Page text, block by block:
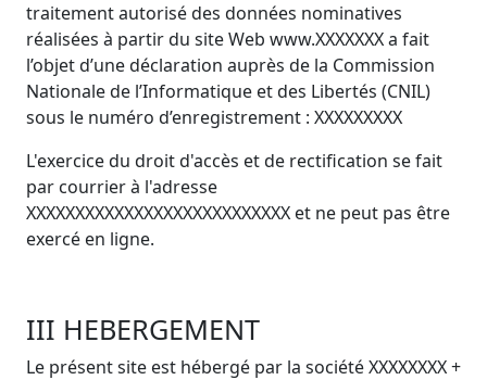
traitement autorisé des données nominatives
réalisées à partir du site Web www.XXXXXXX a fait
l’objet d’une déclaration auprès de la Commission
Nationalede l’Informatique et des Libertés (CNIL)
sous le numéro d’enregistrement : XXXXXXXXX
L'exercice du droit d'accès et de rectification se fait
par courrier à l'adresse
XXXXXXXXXXXXXXXXXXXXXXXXXXX et ne peut pas être
exercé en ligne.
III HEBERGEMENT
Le présent site est hébergé par la société XXXXXXXX +